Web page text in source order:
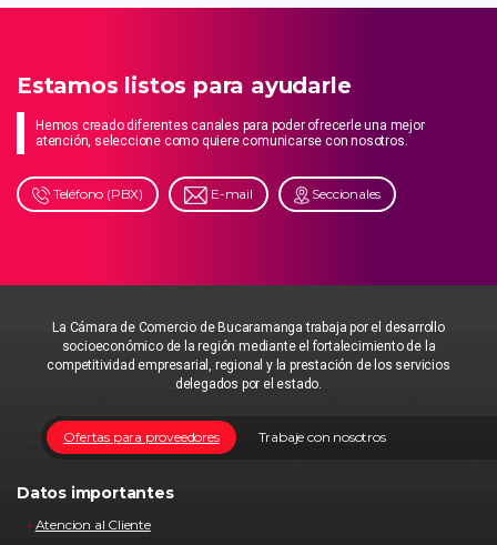
Estamos listos para ayudarle
Hemos creado diferentes canales para poder ofrecerle una mejor
atención, seleccione como quiere comunicarse con nosotros.
Teléfono (PBX) E-mail Seccionales
La Cámara de Comercio de Bucaramanga trabaja por el desarrollo
socioeconómico de la región mediante el fortalecimiento de la
competitividad empresarial, regional y la prestación de los servicios
delegados por el estado.
Trabaje con nosotros
Ofertas para proveedores
Datos importantes
Atencion al Cliente